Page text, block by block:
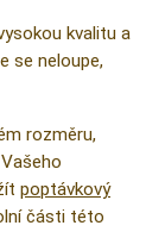
kvalitu a
se neloupe,
rozměru,
poptávkový
části této